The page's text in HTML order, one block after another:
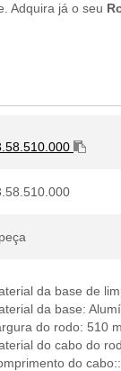
Adquira já o seu
da base de
da base:
do rodo: 510
do cabo do
do